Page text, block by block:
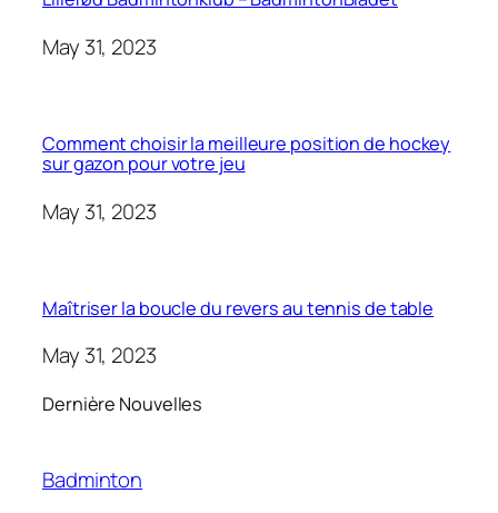
May 31, 2023
Comment choisir la meilleure position de hockey
sur gazon pour votre jeu
May 31, 2023
Maîtriser la boucle du revers au tennis de table
May 31, 2023
Dernière Nouvelles
Badminton